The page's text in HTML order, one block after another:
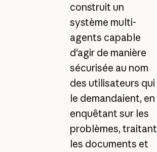
construit un
système multi-
agents capable
d'agir de manière
sécurisée au nom
des utilisateurs qui
le demandaient, en
enquêtant sur les
problèmes, traitant
les documents et